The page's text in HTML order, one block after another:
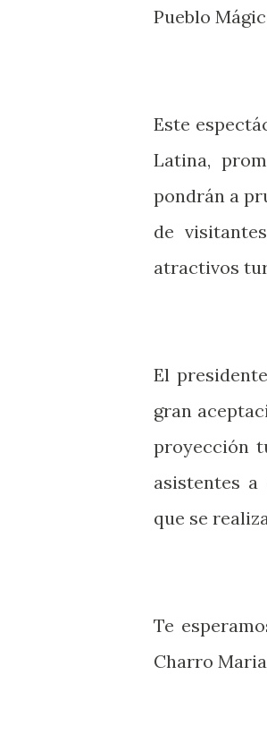
Pueblo
Este
Latina,
pondrán a
de
atractivos
El
gran
proyección
asistentes
que se
Te
Charro